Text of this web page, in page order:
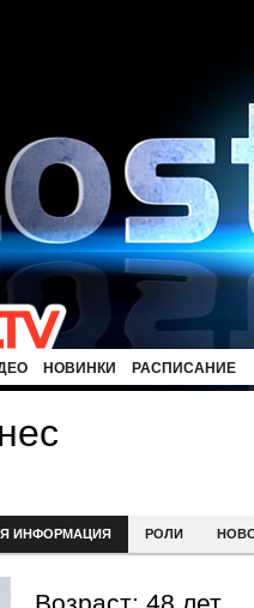
НОВИНКИ РАСПИСАНИЕ
ИНФОРМАЦИЯ РОЛИ